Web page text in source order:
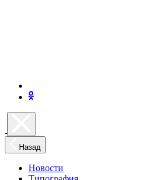
Назад
Новости